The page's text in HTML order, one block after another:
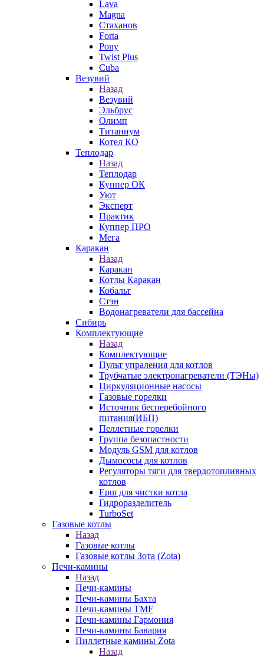
Lava
Magna
Стаханов
Forta
Pony
Twist Plus
Cuba
Везувий
Назад
Везувий
Эльбрус
Олимп
Титаниум
Котел КО
Теплодар
Назад
Теплодар
Куппер ОК
Уют
Эксперт
Практик
Куппер ПРО
Мега
Каракан
Назад
Каракан
Котлы Каракан
Кобальт
Стэн
Водонагреватели для бассейна
Сибирь
Комплектующие
Назад
Комплектующие
Пульт упраления для котлов
Трубчатые электронагреватели (ТЭНы)
Циркуляционные насосы
Газовые горелки
Источник бесперебойного
питания(ИБП)
Пеллетные горелки
Группа безопастности
Модуль GSM для котлов
Дымососы для котлов
Регуляторы тяги для твердотопливных
котлов
Ерш для чистки котла
Гидроразделитель
TurboSet
Газовые котлы
Назад
Газовые котлы
Газовые котлы Зота (Zota)
Печи-камины
Назад
Печи-камины
Печи-камины Бахта
Печи-камины TMF
Печи-камины Гармония
Печи-камины Бавария
Пиллетные камины Zota
Назад